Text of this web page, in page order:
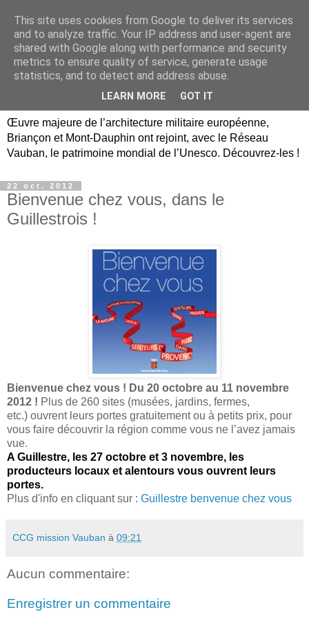
Briançon, Mont-Dauphin,
Vauban Unesco Hautes-
Œuvre majeure de l’architecture militaire européenne,
Briançon et Mont-Dauphin ont rejoint, avec le Réseau
Vauban, le patrimoine mondial de l’Unesco. Découvrez-les !
22 oct. 2012
Bienvenue chez vous, dans le
Guillestrois !
Bienvenue chez vous ! Du 20 octobre au 11 novembre
2012 ! Plus de 260 sites (musées, jardins, fermes,
etc.) ouvrent leurs portes gratuitement ou à petits prix, pour
vous faire découvrir la région comme vous ne l’avez jamais
vue.
A Guillestre, les 27 octobre et 3 novembre, les
producteurs locaux et alentours vous ouvrent leurs
portes.
Plus d'info en cliquant sur : Guillestre benvenue chez vous
CCG mission Vauban à 09:21
Aucun commentaire:
Enregistrer un commentaire
This site uses cookies from Google to deliver its services
and to analyze traffic. Your IP address and user-agent are
shared with Google along with performance and security
metrics to ensure quality of service, generate usage
statistics, and to detect and address abuse.
LEARN MORE GOT IT